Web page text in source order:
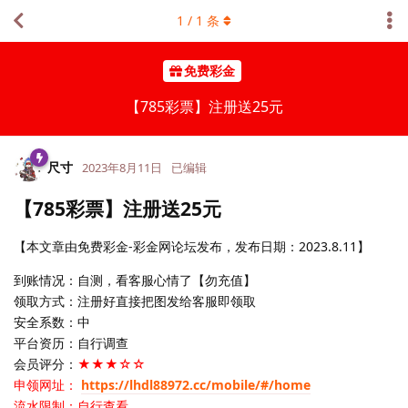
免费彩金
【785彩票】注册送25元
1 / 1 条
尺寸 2023年8月11日 已编辑
【785彩票】注册送25元
【本文章由免费彩金-彩金网论坛发布，发布日期：2023.8.11】
到账情况：自测，看客服心情了【勿充值】
领取方式：注册好直接把图发给客服即领取
安全系数：中
平台资历：自行调查
会员评分： ★★★☆☆
申领网址： https://lhdl88972.cc/mobile/#/home